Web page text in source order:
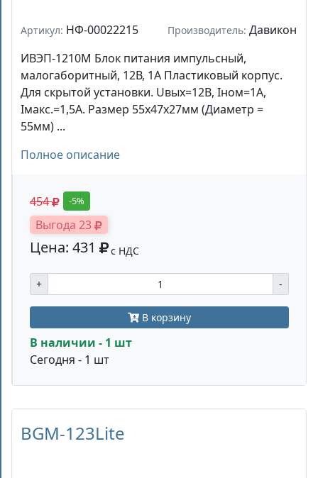
Артикул: НФ-00022215 Производитель: Давикон
ИВЭП-1210M Блок питания импульсный,
малогаборитный, 12В, 1А Пластиковый корпус.
Для скрытой установки. Uвых=12B, Iном=1А,
Iмакс.=1,5А. Размер 55х47х27мм (Диаметр =
55мм) ...
Полное описание
454 -5%
Выгода 23
Цена: 431 с НДС
+ -
В корзину
В наличии - 1 шт
Сегодня - 1 шт
BGM-123Lite